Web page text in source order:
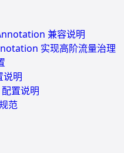
兼容说明
实现高阶流量治理
说明
置说明
范